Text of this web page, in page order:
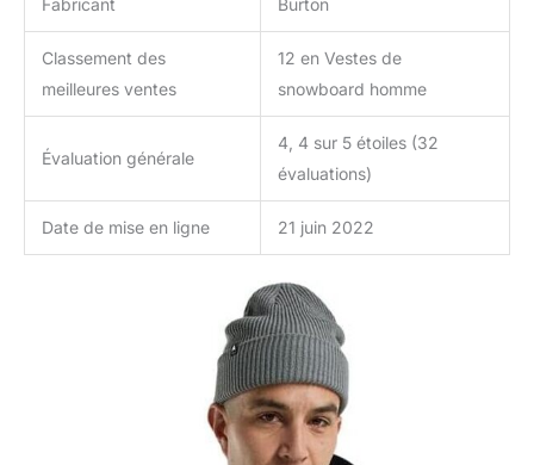
Classement des
meilleures ventes
12 en Vestes de
snowboard homme
Évaluation générale
4, 4 sur 5 étoiles (32
évaluations)
Date de mise en ligne 21 juin 2022